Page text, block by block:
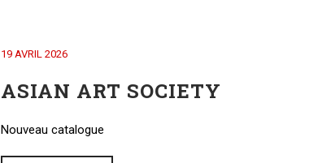
19 AVRIL 2026
ASIAN ART SOCIETY
Nouveau catalogue